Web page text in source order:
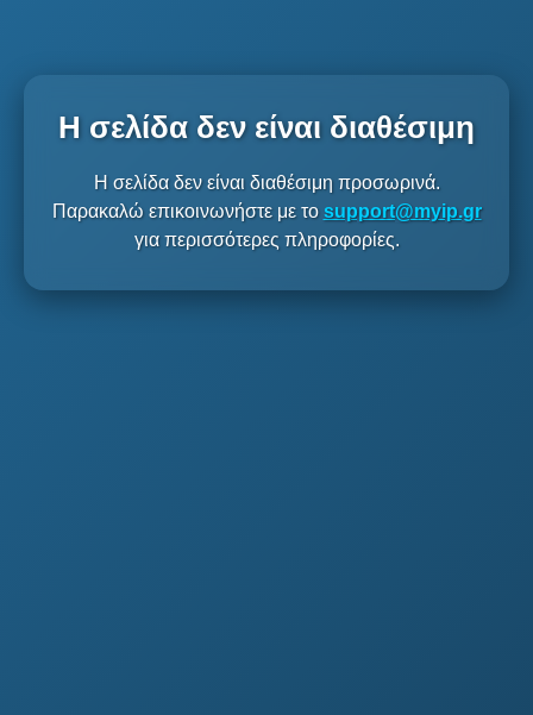
Η σελίδα δεν είναι διαθέσιμη
Η σελίδα δεν είναι διαθέσιμη προσωρινά.
Παρακαλώ επικοινωνήστε με το support@myip.gr
για περισσότερες πληροφορίες.